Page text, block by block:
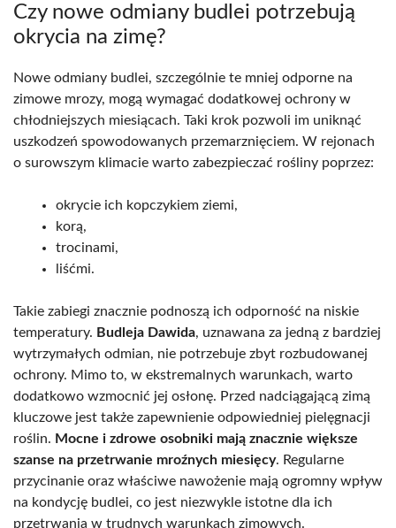
Czy nowe odmiany budlei potrzebują
okrycia na zimę?
Nowe odmiany budlei, szczególnie te mniej odporne na
zimowe mrozy, mogą wymagać dodatkowej ochrony w
chłodniejszych miesiącach. Taki krok pozwoli im uniknąć
uszkodzeń spowodowanych przemarznięciem. W rejonach
o surowszym klimacie warto zabezpieczać rośliny poprzez:
okrycie ich kopczykiem ziemi,
korą,
trocinami,
liśćmi.
Takie zabiegi znacznie podnoszą ich odporność na niskie
temperatury. Budleja Dawida, uznawana za jedną z bardziej
wytrzymałych odmian, nie potrzebuje zbyt rozbudowanej
ochrony. Mimo to, w ekstremalnych warunkach, warto
dodatkowo wzmocnić jej osłonę. Przed nadciągającą zimą
kluczowe jest także zapewnienie odpowiedniej pielęgnacji
roślin. Mocne i zdrowe osobniki mają znacznie większe
szanse na przetrwanie mroźnych miesięcy. Regularne
przycinanie oraz właściwe nawożenie mają ogromny wpływ
na kondycję budlei, co jest niezwykle istotne dla ich
przetrwania w trudnych warunkach zimowych.